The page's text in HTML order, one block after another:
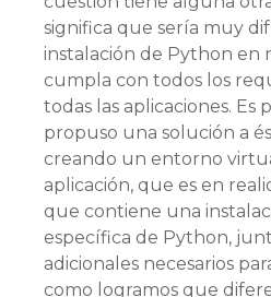
significa que sería muy
instalación de Python en
cumpla con todos los
todas las aplicaciones. Es
propuso una solución a
creando un entorno
aplicación, que es en
que contiene una
específica de Python,
adicionales necesarios
como logramos que